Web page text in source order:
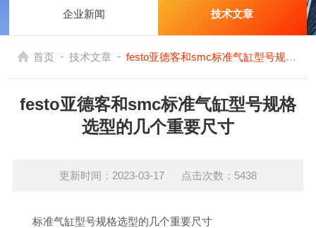
企业新闻 技术文章
首页 - 技术文章 - festo亚德客和smc标准气缸型号规格选型的几个重要尺寸
festo亚德客和smc标准气缸型号规格
选型的几个重要尺寸
更新时间：2023-03-17 点击次数：5438
标准气缸型号规格选型的几个重要尺寸